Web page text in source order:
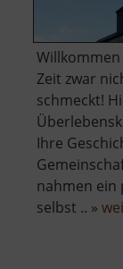
Zeit zwar
schmeckt!
Ihre
nahmen ein
selbst .. »